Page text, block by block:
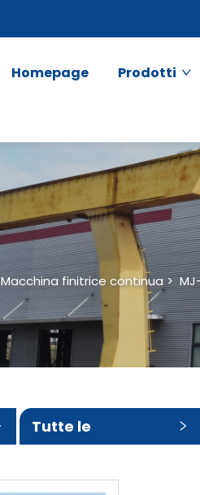
Homepage Prodotti
Macchina finitrice continua>
Tutte le